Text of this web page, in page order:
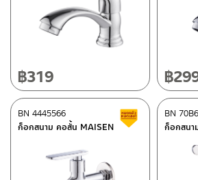
ศูนย์บริการและอะไหล่ กรุงเทพฯ
662/61-62 ถนน พระราม3 แขวงบางโพงพาง
โทร: 02-358-0080 / 080-075-8668 / 091-
ศูนย์บริการและอะไหล่ เชียงใหม่
118/33 โครงการอรสิริน ม.8 ต.สันปูเลย อ.ดอ
โทร: 080-075-2626
ติดต่อพนักงานขาย / Contact Sales Staff
โทร: 02-285-5795
@charnpaiboon.sales
ติดต่อ ชาญไพบูลย์ / Contact Us
฿319 ฿
ก็อกสนาม คอสั้น MAISEN
BN 4445566 สินค้าลดราค
ก็อกสนา
BN